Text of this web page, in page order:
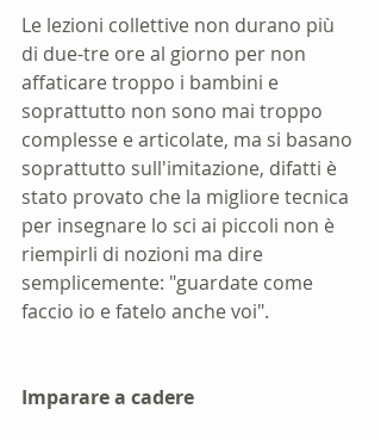
Le lezioni collettive non durano più
di due-tre ore al giorno per non
affaticare troppo i bambini e
soprattutto non sono mai troppo
complesse e articolate, ma si basano
soprattutto sull'imitazione, difatti è
stato provato che la migliore tecnica
per insegnare lo sci ai piccoli non è
riempirli di nozioni ma dire
semplicemente: "guardate come
faccio io e fatelo anche voi".
Imparare a cadere